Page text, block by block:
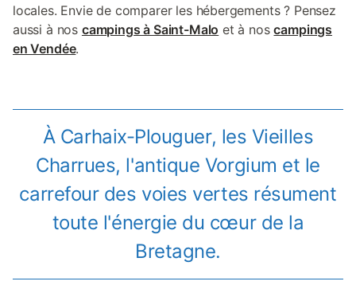
locales. Envie de comparer les hébergements ? Pensez
aussi à nos campings à Saint-Malo et à noscampings
en Vendée.
À Carhaix-Plouguer, les Vieilles
Charrues, l'antique Vorgium et le
carrefour des voies vertes résument
toute l'énergie du cœur de la
Bretagne.